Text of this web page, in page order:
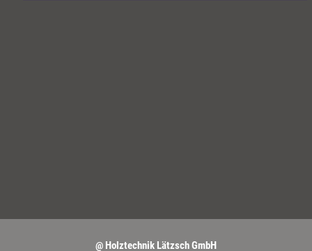
@ Holztechnik Lätzsch GmbH